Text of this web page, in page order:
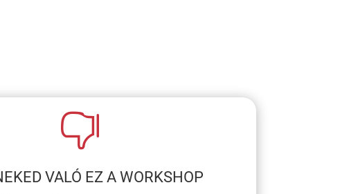

VALÓ EZ A WORKSHOP